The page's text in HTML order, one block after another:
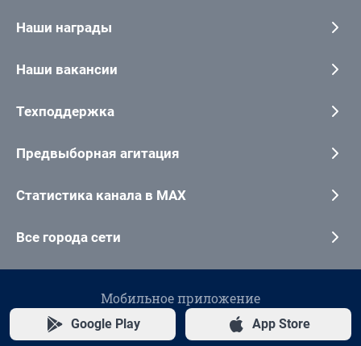
Наши награды
Наши вакансии
Техподдержка
Предвыборная агитация
Статистика канала в MAX
Все города сети
Мобильное приложение
Google Play App Store